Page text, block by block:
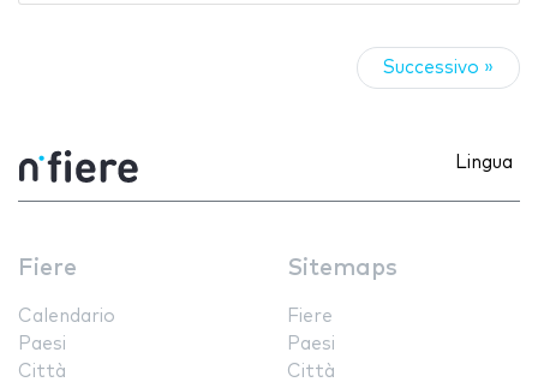
Successivo »
Lingua
Fiere
Calendario
Paesi
Città
Sitemaps
Fiere
Paesi
Città